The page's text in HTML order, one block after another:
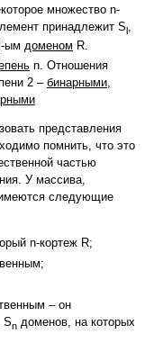
множество n-
принадлежит Sl
ым доменом R.
n. Отношения
2 – бинарными
представления
помнить, что это
частью
У массива,
следующие
n-кортеж R;
– он
Sn доменов, на которых